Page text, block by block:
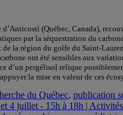
(Québec, Canada),
par la séquestration du
la région du golfe du Saint-
ont été sensibles aux
d’un pergélisol relique
la mise en valeur de ces
du Québec, publication
4 juillet - 15h à 18h |